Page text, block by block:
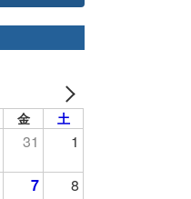
金 土
31 1
7 8